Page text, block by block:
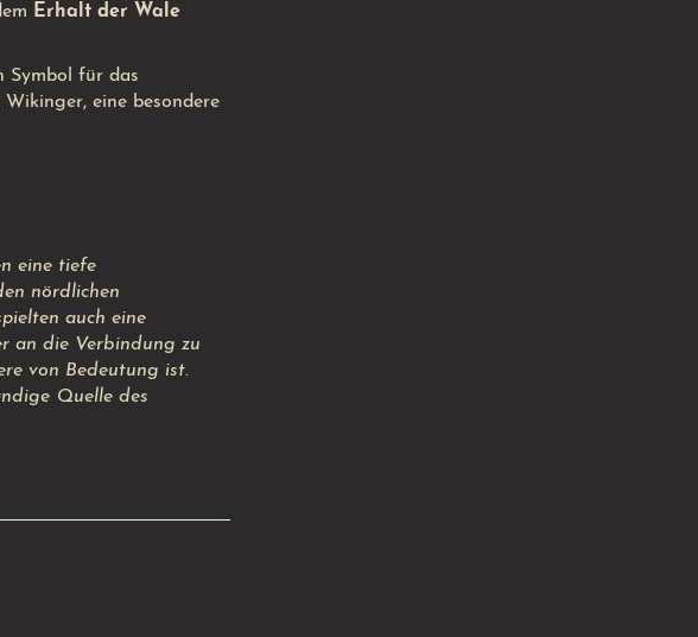
Erhalt der Wale
Symbol für das
eine besondere
eine tiefe
nördlichen
auch eine
an die Verbindung zu
von Bedeutung ist.
Quelle des